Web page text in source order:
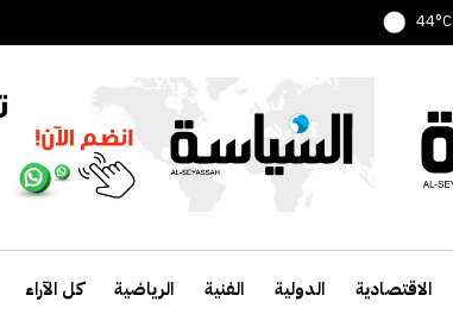
44°C
الاقتصادية الدولية الفنية الرياضية كل الآراء